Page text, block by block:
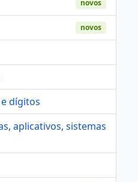
novos
novos
dígitos
aplicativos, sistemas